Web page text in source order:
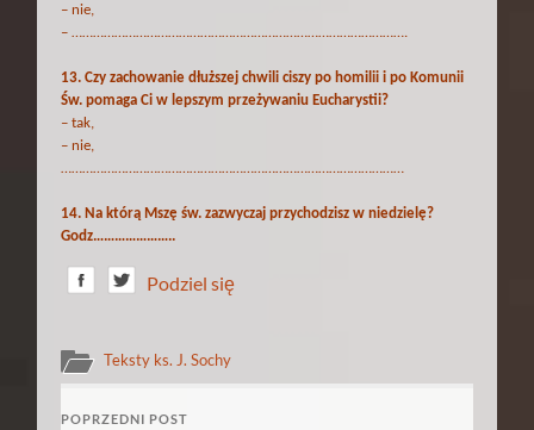
– nie,
– ………………………………………………………………………………….
13. Czy zachowanie dłuższej chwili ciszy po homilii i po Komunii
Św. pomaga Ci w lepszym przeżywaniu Eucharystii?
– tak,
– nie,
……………………………………………………………………………………
14. Na którą Mszę św. zazwyczaj przychodzisz w niedzielę?
Godz…………………..
Podziel się
Teksty ks. J. Sochy
POPRZEDNI POST